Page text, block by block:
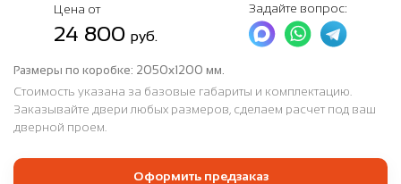
Цена от
24 800 руб.
Задайте вопрос:
Размеры по коробке: 2050х1200 мм.
Стоимость указана за базовые габариты и комплектацию.
Заказывайте двери любых размеров, сделаем расчет под ваш
дверной проем.
Оформить предзаказ